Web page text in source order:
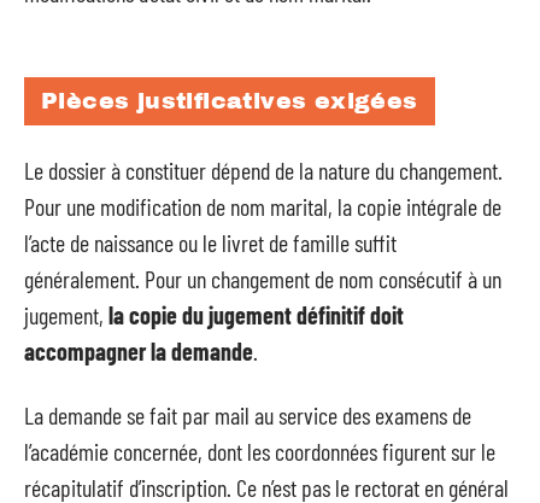
Pièces justificatives exigées
Le dossier à constituer dépend de la nature du changement.
Pour une modification de nom marital, la copie intégrale de
l’acte de naissance ou le livret de famille suffit
généralement. Pour un changement de nom consécutif à un
jugement, la copie du jugement définitif doit
accompagner la demande.
La demande se fait par mail au service des examens de
l’académie concernée, dont les coordonnées figurent sur le
récapitulatif d’inscription. Ce n’est pas le rectorat en général